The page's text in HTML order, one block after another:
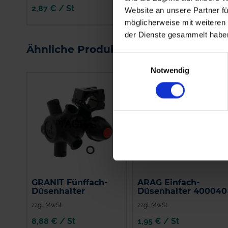
Website an unsere Partner
möglicherweise mit
der Dienste gesammelt
Notwendig
2,87 € / St 21,48 € / St
IN DEN
WARENKORB
Ähnliche Produkte
GRANIT Fünffach-
Düsenhalter
zzgl. MwSt.
8,88 € / St
ARAG Einfach-
Düsenhalter 400040
zzgl. MwSt.
1,95 € / St